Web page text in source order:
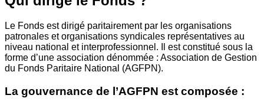
Le Fonds est dirigé paritairement par les organisations
patronales et organisations syndicales représentatives au
niveau national et interprofessionnel. Il est constitué sous la
forme d’une association dénommée : Association de Gestion
du Fonds Paritaire National (AGFPN).
La gouvernance de l’AGFPN est composée :